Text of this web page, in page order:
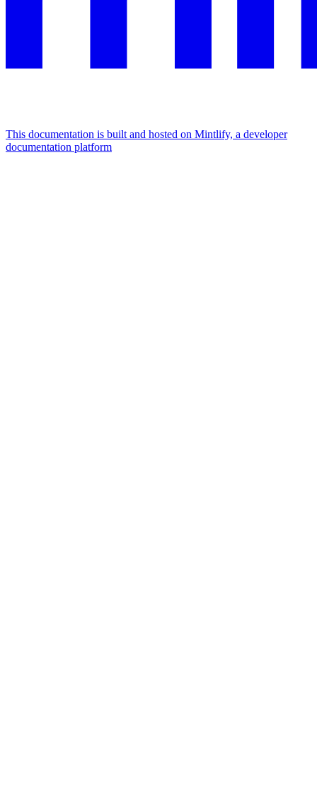
This documentation is built and hosted on Mintlify, a developer
documentation platform